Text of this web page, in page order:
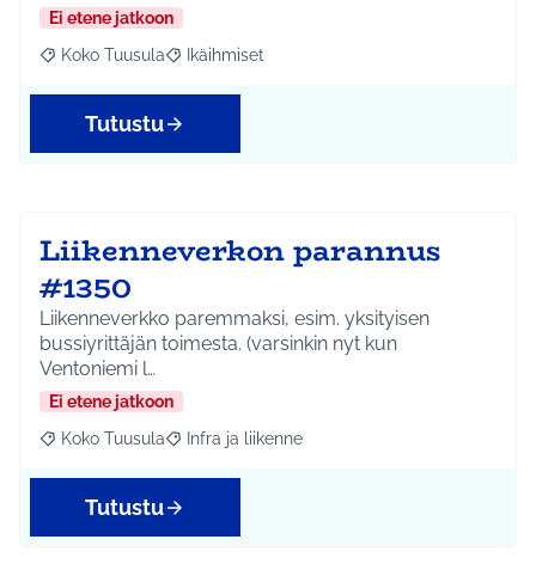
Ei etene jatkoon
Rajaa tulokset aihepiirin mukaan: Koko Tuusula
Koko Tuusula Rajaa tulokset teeman mukaan: Ikäihmiset
Ikäihmiset
Tutustu
Liikenneverkon parannus
#1350
Liikenneverkko paremmaksi, esim. yksityisen
bussiyrittäjän toimesta. (varsinkin nyt kun
Ventoniemi l…
Ei etene jatkoon
Rajaa tulokset aihepiirin mukaan: Koko Tuusula
Koko Tuusula Rajaa tulokset teeman mukaan: Infra ja liikenne
Infra ja liikenne
Tutustu